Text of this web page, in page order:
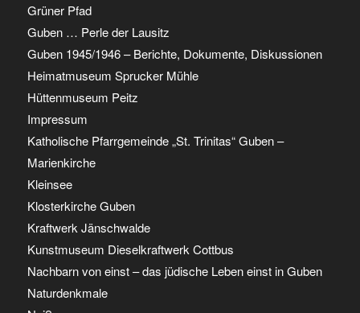
Grüner Pfad
Guben … Perle der Lausitz
Guben 1945/1946 – Berichte, Dokumente, Diskussionen
Heimatmuseum Sprucker Mühle
Hüttenmuseum Peitz
Impressum
Katholische Pfarrgemeinde „St. Trinitas“ Guben –
Marienkirche
Kleinsee
Klosterkirche Guben
Kraftwerk Jänschwalde
Kunstmuseum Dieselkraftwerk Cottbus
Nachbarn von einst – das jüdische Leben einst in Guben
Naturdenkmale